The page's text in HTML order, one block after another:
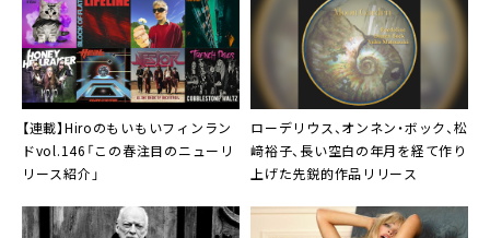
【連載】Hiroのもいもいフィンラン
ドvol.146「この春注目のニューリ
リース紹介」
ローデリウス 、オンネン・ボック、松
﨑裕子、長い空白の年月を経て作り
上げた先鋭的作品リリース